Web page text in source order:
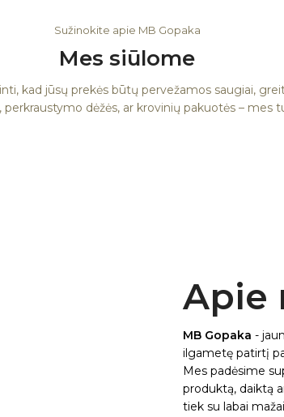
Sužinokite apie MB Gopaka
Mes siūlome
kad jūsų prekės būtų pervežamos saugiai,
dėžės, ar krovinių pakuotės – mes
Apie
MB Gopaka -
ilgametę patirtį
Mes padėsime
produktą, daiktą
tiek su labai